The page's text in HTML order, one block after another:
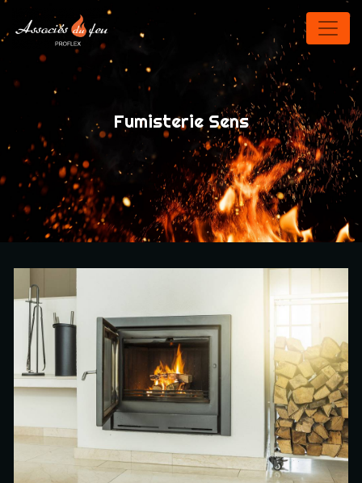
Panneau de gestion des cookies
Fumisterie Sens